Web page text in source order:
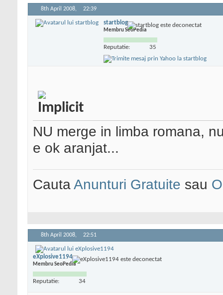
8th April 2008, 22:39
startblog
Membru SeoPedia
Reputatie: 35
NU merge in limba romana,
e ok aranjat...
CautaAnunturi Gratuite sau
8th April 2008, 22:51
eXplosive1194
Membru SeoPedia
Reputatie: 34